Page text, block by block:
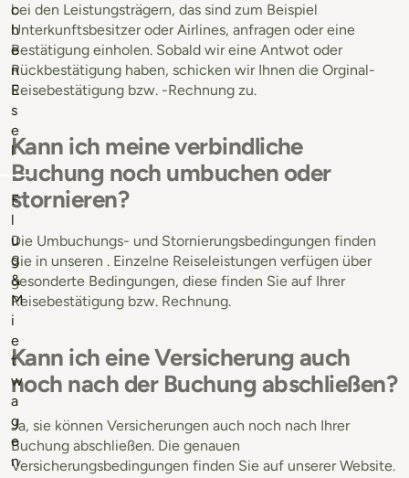
bei den Leistungsträgern, das sind zum Beispiel
Unterkunftsbesitzer oder Airlines, anfragen oder eine
Bestätigung einholen. Sobald wir eine Antwot oder
Rückbestätigung haben, schicken wir Ihnen die Orginal-
Reisebestätigung bzw. -Rechnung zu.
Kann ich meine verbindliche
Buchung noch umbuchen oder
stornieren?
Die Umbuchungs- und Stornierungsbedingungen finden
Sie in unseren . Einzelne Reiseleistungen verfügen über
gesonderte Bedingungen, diese finden Sie auf Ihrer
Reisebestätigung bzw. Rechnung.
Kann ich eine Versicherung auch
noch nach der Buchung abschließen?
Ja, sie können Versicherungen auch noch nach Ihrer
Buchung abschließen. Die genauen
Versicherungsbedingungen finden Sie auf unserer Website.
c
h
e
n
E
s
e
l
F
l
u
g
&
M
i
e
t
w
a
g
e
n